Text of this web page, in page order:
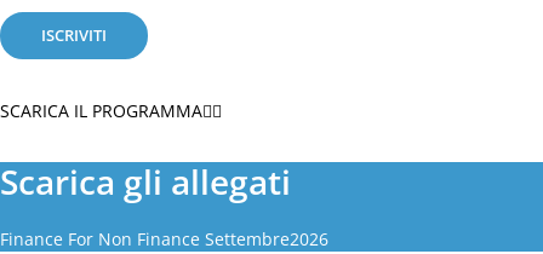
ISCRIVITI
SCARICA IL PROGRAMMA👇🏼
Scarica gli allegati
Finance For Non Finance Settembre2026